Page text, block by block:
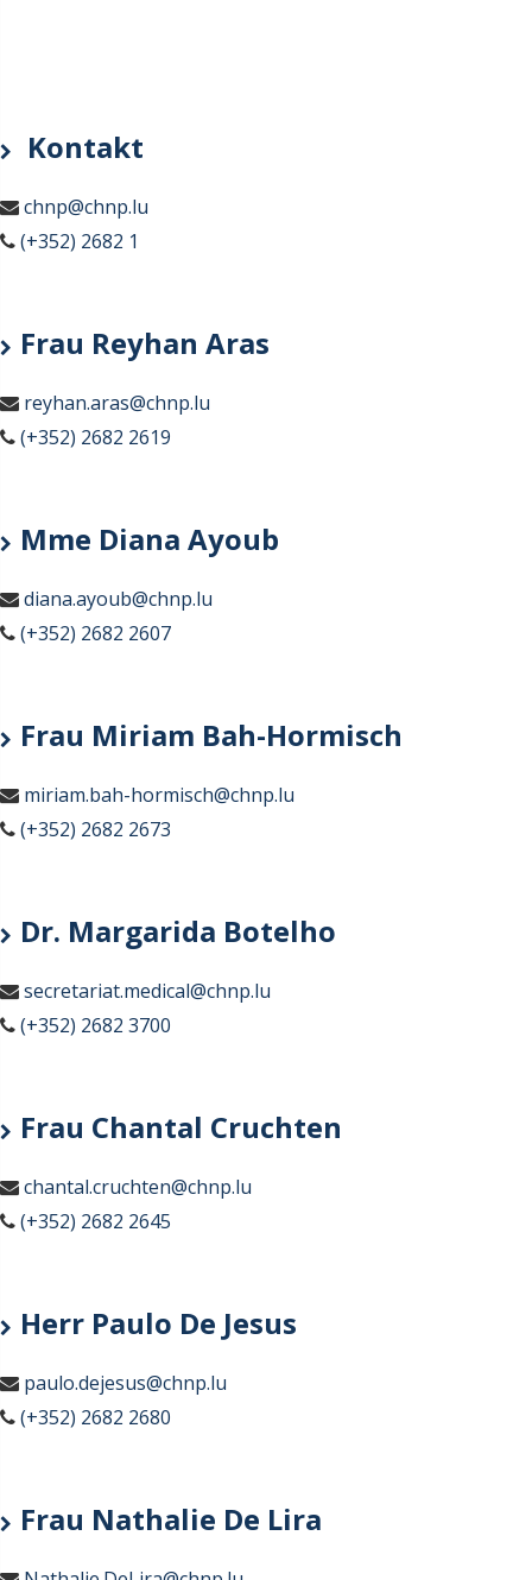
Kontakt
chnp@chnp.lu
(+352) 2682 1
Frau Reyhan Aras
reyhan.aras@chnp.lu
(+352) 2682 2619
Mme Diana Ayoub
diana.ayoub@chnp.lu
(+352) 2682 2607
Frau Miriam Bah-Hormisch
miriam.bah-hormisch@chnp.lu
(+352) 2682 2673
Dr. Margarida Botelho
secretariat.medical@chnp.lu
(+352) 2682 3700
Frau Chantal Cruchten
chantal.cruchten@chnp.lu
(+352) 2682 2645
Herr Paulo De Jesus
paulo.dejesus@chnp.lu
(+352) 2682 2680
Frau Nathalie De Lira